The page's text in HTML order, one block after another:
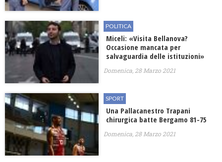
POLITICA
Miceli: «Visita Bellanova?
Occasione mancata per
salvaguardia delle istituzioni»
Domenica, 28 Marzo 2021
SPORT
Una Pallacanestro Trapani
chirurgica batte Bergamo 81-75
Domenica, 28 Marzo 2021